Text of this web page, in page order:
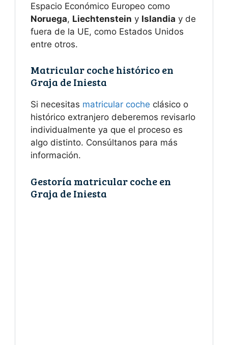
Espacio Económico Europeo como
Noruega, Liechtenstein y Islandia y de
fuera de la UE, como Estados Unidos
entre otros.
Matricular coche histórico en
Graja de Iniesta
Si necesitas matricular coche clásico o
histórico extranjero deberemos revisarlo
individualmente ya que el proceso es
algo distinto. Consúltanos para más
información.
Gestoría matricular coche en
Graja de Iniesta